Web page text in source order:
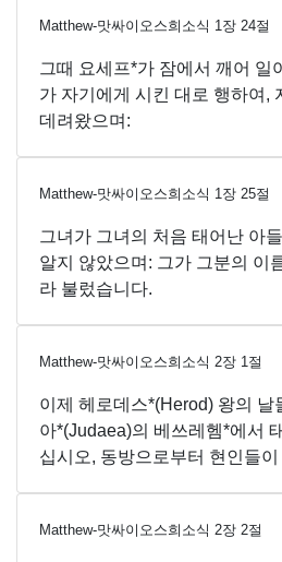
Matthew-맛싸이오스희소식 1장 24절
그때 요세프*가 잠에서 깨어 일
가 자기에게 시킨 대로 행하여,
데려왔으며:
Matthew-맛싸이오스희소식 1장 25절
그녀가 그녀의 처음 태어난 아
알지 않았으며: 그가 그분의 이
라 불렀습니다.
Matthew-맛싸이오스희소식 2장 1절
이제 헤로데스*(Herod) 왕의 날
아*(Judaea)의 베쓰레헴*에서
십시오, 동방으로부터 현인들
Matthew-맛싸이오스희소식 2장 2절